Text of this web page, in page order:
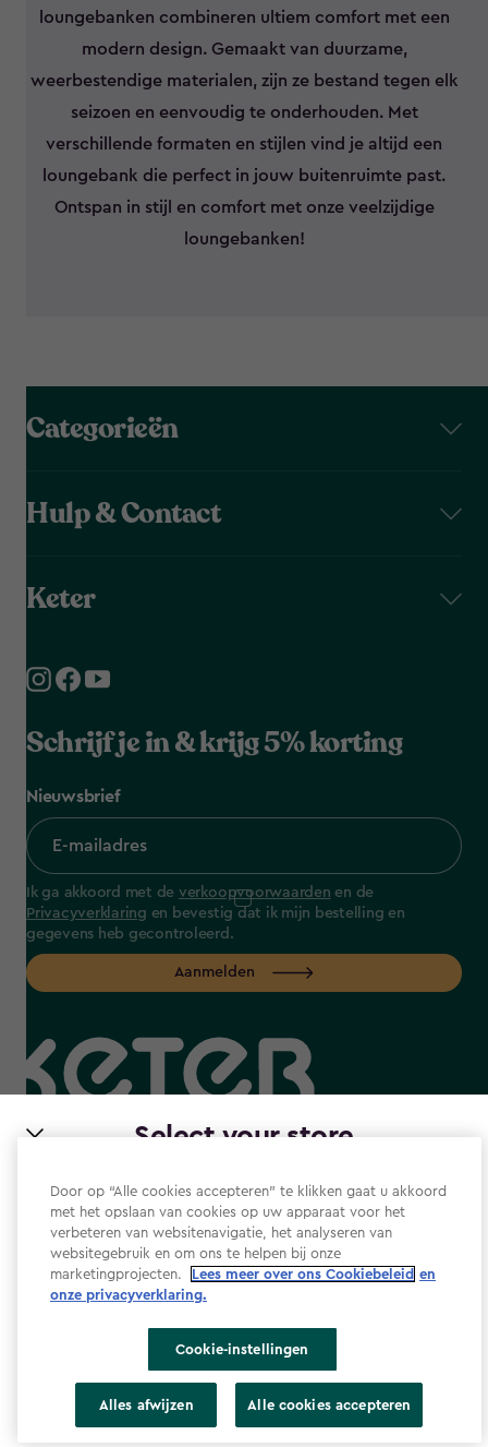
Select your store
At which store would you like to shop?
Nederland Verenigde Staten
loungebanken combineren ultiem comfort met een
modern design. Gemaakt van duurzame,
weerbestendige materialen, zijn ze bestand tegen elk
seizoen en eenvoudig te onderhouden. Met
verschillende formaten en stijlen vind je altijd een
loungebank die perfect in jouw buitenruimte past.
Ontspan in stijl en comfort met onze veelzijdige
loungebanken!
Categorieën
Hulp & Contact
Keter
Schrijf je in & krijg 5% korting
Nieuwsbrief
Ik ga akkoord met de verkoopvoorwaarden en de
Privacyverklaring en bevestig dat ik mijn bestelling en
gegevens heb gecontroleerd.
Aanmelden
label.payment
Website Gebruiksvoorwaarden
Privacyverklaring
Toegankelijkheidsverklaring
Cookie-instellingen
Door op “Alle cookies accepteren” te klikken gaat u akkoord
met het opslaan van cookies op uw apparaat voor het
verbeteren van websitenavigatie, het analyseren van
websitegebruik en om ons te helpen bij onze
marketingprojecten.
Lees meer over ons Cookiebeleid en
onze privacyverklaring.​
Cookie-instellingen
Alles afwijzen Alle cookies accepteren